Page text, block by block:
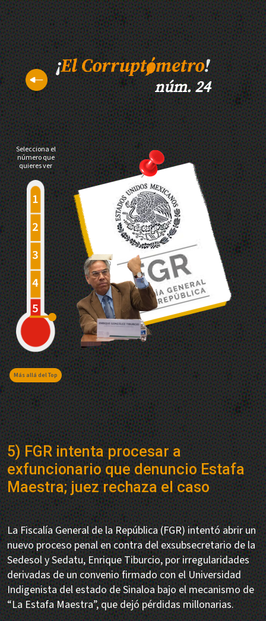
núm. 24
Selecciona el
número que
quieres ver
Más allá del Top
5) FGR intenta procesar a
exfuncionario que denuncio Estafa
Maestra; juez rechaza el caso
La Fiscalía General de la República (FGR) intentó abrir un
nuevo proceso penal en contra del exsubsecretario de la
Sedesol y Sedatu, Enrique Tiburcio, por irregularidades
derivadas de un convenio firmado con el Universidad
Indigenista del estado de Sinaloa bajo el mecanismo de
“La Estafa Maestra”, que dejó pérdidas millonarias.